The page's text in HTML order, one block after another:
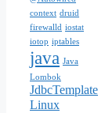
context druid
firewalld iostat
iotop iptables
java Java
Lombok
JdbcTemplate
Linux